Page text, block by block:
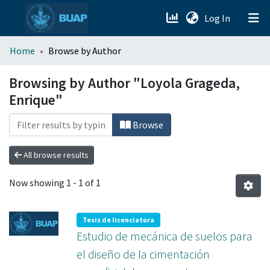
Log In (current)
menu.section.about_menu
All of DSpace
Home Browse by Author
Browsing by Author "Loyola Grageda,
Enrique"
Browse
All browse results
Now showing 1 - 1 of 1
Tesis de licenciatura
Estudio de mecánica de suelos para
el diseño de la cimentación